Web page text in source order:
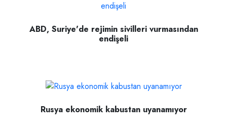
ABD, Suriye'de rejimin sivilleri vurmasından
endişeli
Rusya ekonomik kabustan uyanamıyor